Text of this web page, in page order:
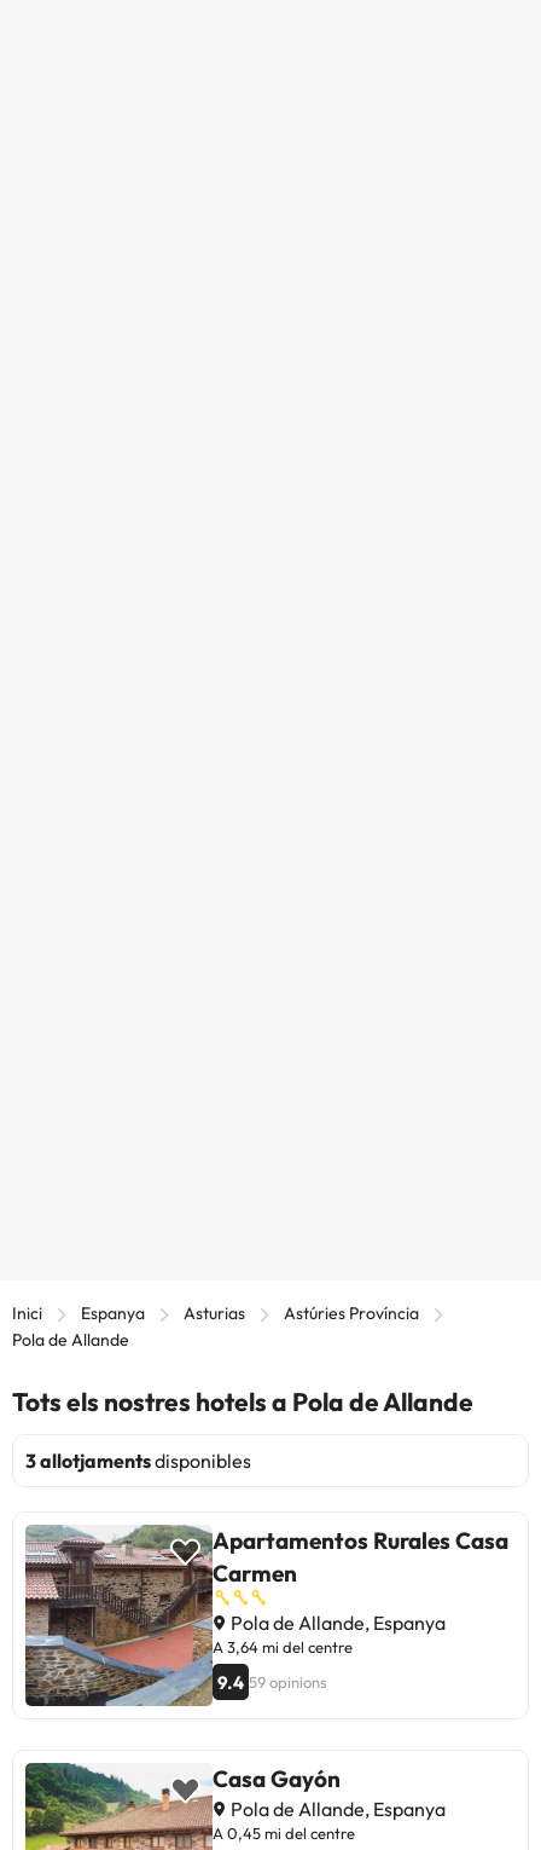
Inici Espanya Asturias
Astúries Província
Pola de Allande
Tots els nostres hotels a Pola de Allande
3 allotjamentsdisponibles
Apartamentos Rurales Casa
Carmen
Pola de Allande, Espanya
A 3,64 mi del centre
9.4 59 opinions
Casa Gayón
Pola de Allande, Espanya
A 0,45 mi del centre